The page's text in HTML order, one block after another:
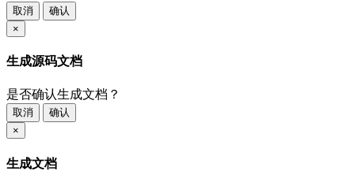
取消
确认
×
生成源码文档
是否确认生成文档？
取消
确认
×
生成文档